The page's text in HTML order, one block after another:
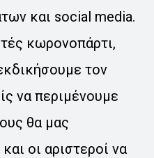
και social media.
κωρονοπάρτι,
τον
να περιμένουμε
θα μας
οι αριστεροί να